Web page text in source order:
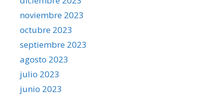
noviembre 2023
octubre 2023
septiembre 2023
agosto 2023
julio 2023
junio 2023